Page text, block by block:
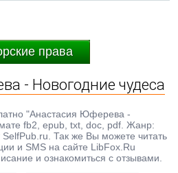
права
- Новогодние чудеса
"Анастасия Юферева -
fb2, epub, txt, doc, pdf. Жанр:
SelfPub.ru. Так же Вы можете читать
и SMS на сайте LibFox.Ru
и ознакомиться с отзывами.